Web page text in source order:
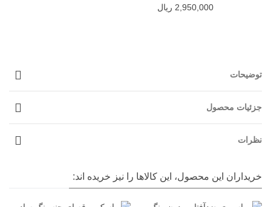
2,950,000 ریال
توضیحات
جزئیات محصول
نظرات
خریداران این محصول، این کالاها را نیز خریده اند: